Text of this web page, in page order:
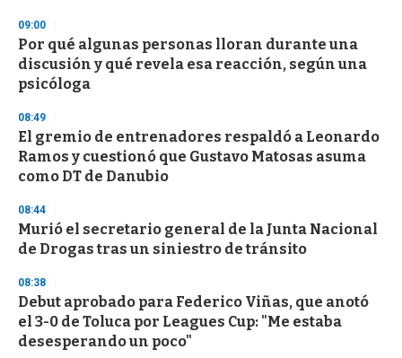
09:00
Por qué algunas personas lloran durante una
discusión y qué revela esa reacción, según una
psicóloga
08:49
El gremio de entrenadores respaldó a Leonardo
Ramos y cuestionó que Gustavo Matosas asuma
como DT de Danubio
08:44
Murió el secretario general de la Junta Nacional
de Drogas tras un siniestro de tránsito
08:38
Debut aprobado para Federico Viñas, que anotó
el 3-0 de Toluca por Leagues Cup: "Me estaba
desesperando un poco"